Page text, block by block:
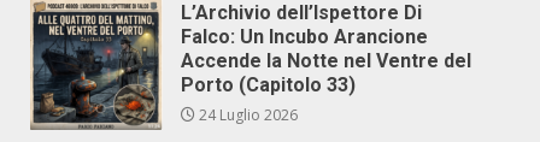
L’Archivio dell’Ispettore Di
Falco: Un Incubo Arancione
Accende la Notte nel Ventre del
Porto (Capitolo 33)
24 Luglio 2026